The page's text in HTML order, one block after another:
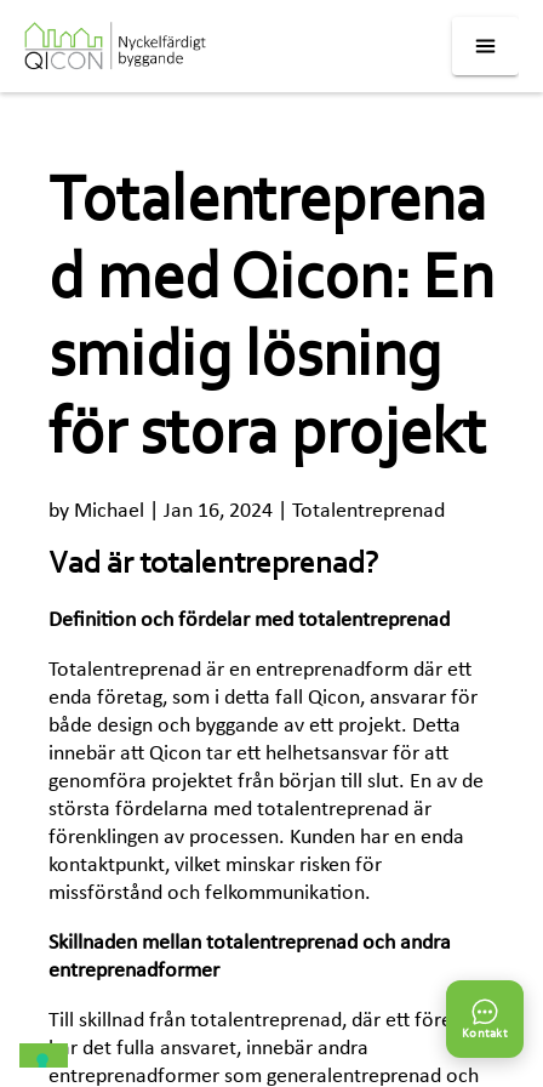
Totalentreprena
d med Qicon: En
smidig lösning
för stora projekt
by Michael | Jan 16, 2024 | Totalentreprenad
Vad är totalentreprenad?
Definition och fördelar med totalentreprenad
Totalentreprenad är en entreprenadform där ett
enda företag, som i detta fall Qicon, ansvarar för
både design och byggande av ett projekt. Detta
innebär att Qicon tar ett helhetsansvar för att
genomföra projektet från början till slut. En av de
största fördelarna med totalentreprenad är
förenklingen av processen. Kunden har en enda
kontaktpunkt, vilket minskar risken för
missförstånd och felkommunikation.
Skillnaden mellan totalentreprenad och andra
entreprenadformer
Till skillnad från totalentreprenad, där ett företag
har det fulla ansvaret, innebär andra
entreprenadformer som generalentreprenad och
Kontakt